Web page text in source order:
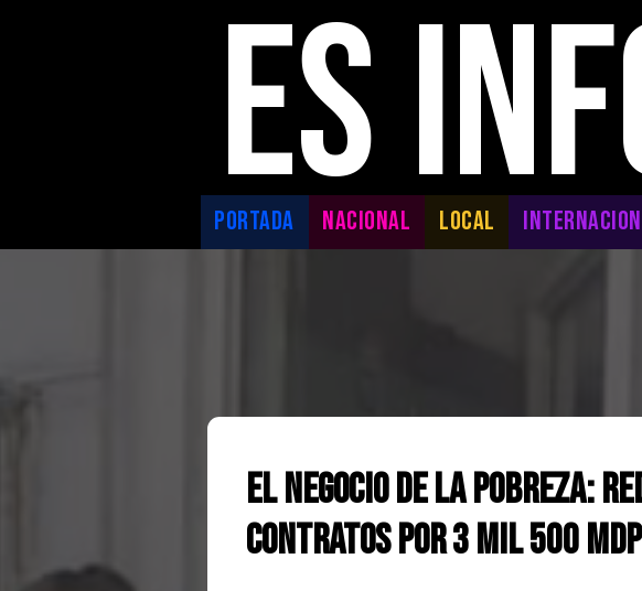
ES
PORTADA NACIONAL LOCAL
El negocio de la pobreza:
contratos por 3 mil 500